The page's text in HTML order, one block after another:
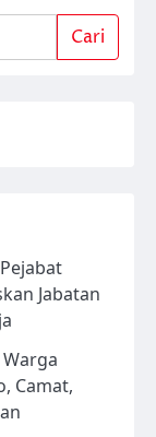
Cari
Jabatan
Camat,